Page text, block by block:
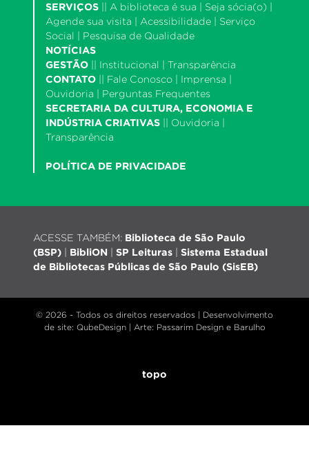
SERVIÇOS
A biblioteca é sua Seja sócia(o)
Agende sua visita
Acessibilidade
Serviço
Social
Pesquisa de Qualidade
NOTÍCIAS
GESTÃO
Institucional
Transparência
CONTATO
Fale Conosco Imprensa
Ouvidoria
Perguntas Frequentes
SECRETARIA DA CULTURA, ECONOMIA E
INDÚSTRIA CRIATIVAS
Ouvidoria
Transparência
POLÍTICA DE PRIVACIDADE
ACESSE TAMBÉM: Biblioteca de São Paulo
(BSP)
BibliON SP Leituras
Sistema Estadual
de Bibliotecas Públicas de São Paulo (SisEB)
© 2026 - Todos os direitos reservados | Desenvolvimento
de site: QubeDesign | Arte: Passarim Design e Barulho
topo